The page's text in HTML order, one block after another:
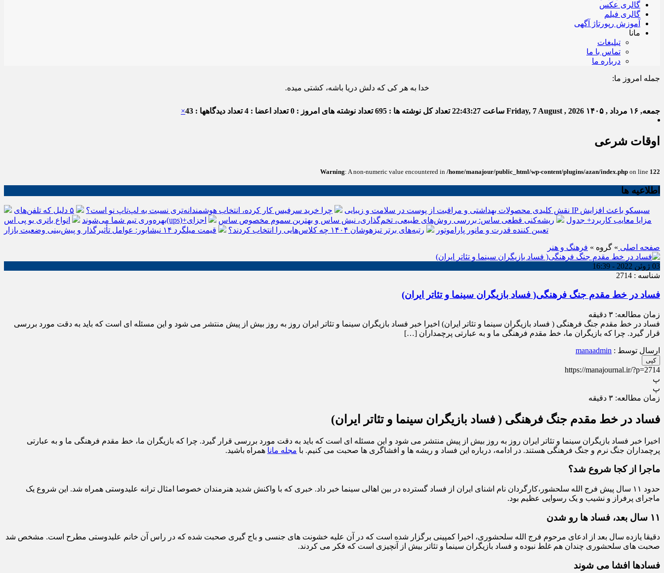
گالری عکس
گالری فیلم
آموزش رپورتاژ آگهی
مانا
تبلیغات
تماس با ما
درباره ما
جمله امروز ما:
خدا به هر کی که دلش دریا باشه، کشتی میده.
جمعه, ۱۶ مرداد , ۱۴۰۵ Friday, 7 August , 2026 ساعت 22:43:28تعداد کل نوشته ها : 695 تعداد نوشته های امروز : 0 تعداد اعضا : 4 تعداد دیدگاهها : 43 ×
اوقات شرعی
Warning: A non-numeric value encountered in /home/manajour/public_html/wp-content/plugins/azan/index.php on line 122
اطلاعیه ها
نقش کلیدی محصولات بهداشتی و مراقبت از پوست در سلامت و زیبایی چرا خرید سرفیس کار کرده، انتخاب هوشمندانه‌تری نسبت به لپ‌تاپ نو است؟
۵ دلیل که تلفن‌های IP سیسکو باعث افزایش
بهره‌وری تیم شما می‌شوند
انواع باتری یو پی اس(ups)+مزایا معایب کاربرد+ جدول ریشه‌کنی قطعی ساس: بررسی روش‌های طبیعی، تخم‌گذاری، نیش ساس و بهترین سموم مخصوص ساس
اجزای
تعیین کننده قدرت و مانور پاراموتور
رتبه‌های برتر تیزهوشان ۱۴۰۴ چه کلاس‌هایی را انتخاب کردند؟ قیمت میلگرد ۱۴ نیشابور: عوامل تأثیرگذار و پیش‌بینی وضعیت بازار
صفحه اصلی » گروه » فرهنگ و هنر
03 ژوئن 2022 - 16:39
شناسه : 2714
فساد در خط مقدم جنگ فرهنگی( فساد بازیگران سینما و تئاتر ایران)
زمان مطالعه: ۳ دقیقه
فساد در خط مقدم جنگ فرهنگی ( فساد بازیگران سینما و تئاتر ایران) اخیرا خبر فساد بازیگران سینما و تئاتر ایران روز به روز بیش از پیش منتشر می شود و این مسئله ای است که باید به دقت مورد بررسی
قرار گیرد. چرا که بازیگران ما، خط مقدم فرهنگی ما و به عبارتی پرچمداران […]
ارسال توسط : manaadmin
کپی
https://manajournal.ir/?p=2714
پ
پ
زمان مطالعه: ۳ دقیقه
فساد در خط مقدم جنگ فرهنگی ( فساد بازیگران سینما و تئاتر ایران)
اخیرا خبر فساد بازیگران سینما و تئاتر ایران روز به روز بیش از پیش منتشر می شود و این مسئله ای است که باید به دقت مورد بررسی قرار گیرد. چرا که بازیگران ما، خط مقدم فرهنگی ما و به عبارتی
پرچمداران جنگ نرم و جنگ فرهنگی هستند. در ادامه، درباره این فساد و ریشه ها و افشاگری ها صحبت می کنیم. با مجله مانا همراه باشید.
ماجرا از کجا شروع شد؟
حدود ۱۱ سال پیش فرج الله سلحشور،کارگردان نام اشنای ایران از فساد گسترده در بین اهالی سینما خبر داد. خبری که با واکنش شدید هنرمندان خصوصا امثال ترانه علیدوستی همراه شد. این شروع یک
ماجرای پرفراز و نشیب و یک رسوایی عظیم بود.
۱۱ سال بعد، فساد ها رو شدن
دقیقا یازده سال بعد از ادعای مرحوم فرج الله سلحشوری، اخیرا کمپینی برگزار شده است که در آن علیه خشونت های جنسی و باج گیری صحبت شده که در راس آن خانم علیدوستی مطرح است. مشخص شد
صحبت های سلحشوری چندان هم غلط نبوده و فساد بازیگران سینما و تئاتر بیش از آنچیزی است که فکر می کردند.
فسادها افشا می شوند